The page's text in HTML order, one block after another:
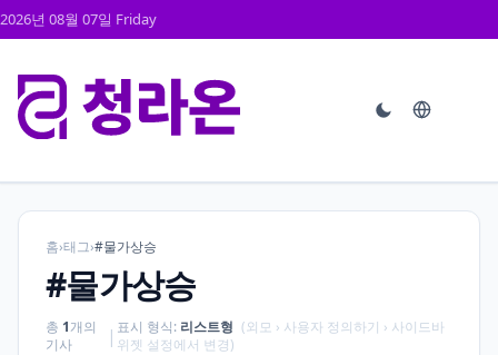
2026년 08월 07일 Friday
홈›태그›#물가상승
#물가상승
총 1개의
기사
| 표시 형식: 리스트형 (외모 › 사용자 정의하기 › 사이드바
위젯 설정에서 변경)